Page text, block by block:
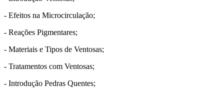
- Efeitos na Microcirculação;
- Reações Pigmentares;
- Materiais e Tipos de Ventosas;
- Tratamentos com Ventosas;
- Introdução Pedras Quentes;